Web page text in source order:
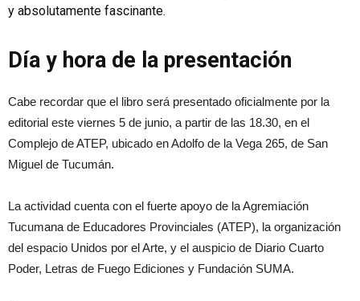
y absolutamente fascinante.
Día y hora de la presentación
Cabe recordar que el libro será presentado oficialmente por la
editorial este viernes 5 de junio, a partir de las 18.30, en el
Complejo de ATEP, ubicado en Adolfo de la Vega 265, de San
Miguel de Tucumán.
La actividad cuenta con el fuerte apoyo de la Agremiación
Tucumana de Educadores Provinciales (ATEP), la organización
del espacio Unidos por el Arte, y el auspicio de Diario Cuarto
Poder, Letras de Fuego Ediciones y Fundación SUMA.